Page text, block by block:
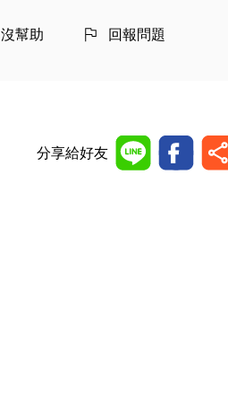
沒幫助 回報問題
分享給好友